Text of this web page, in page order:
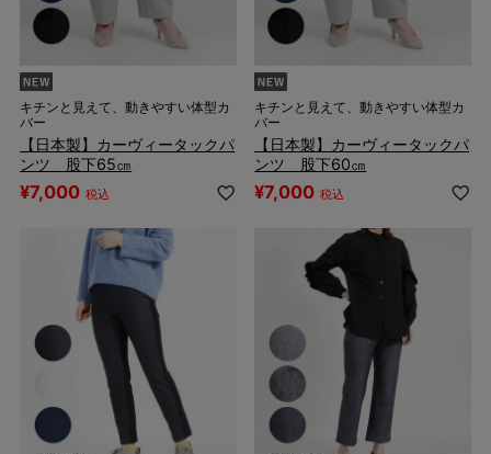
キチンと見えて、動きやすい体型カ
バー
【日本製】カーヴィータックパ
ンツ 股下65㎝
¥7,000 税込
キチンと見えて、動きやすい体型カ
バー
【日本製】カーヴィータックパ
ンツ 股下60㎝
¥7,000 税込